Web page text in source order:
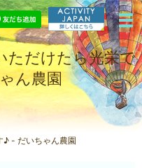
ただけたら光栄で
ん農園
♪ - だいちゃん農園